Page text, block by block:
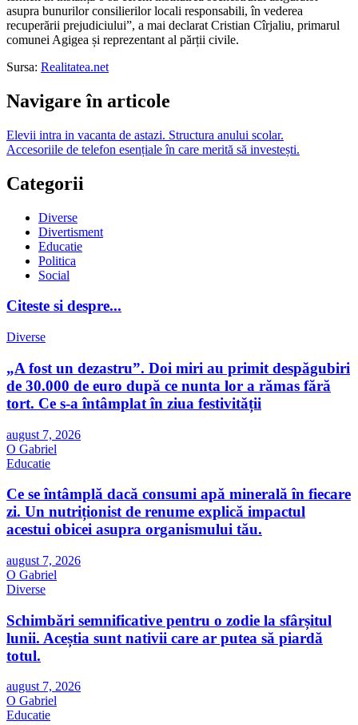
asupra bunurilor consilierilor locali responsabili, în vederea
recuperării prejudiciului”, a mai declarat Cristian Cîrjaliu, primarul
comunei Agigea și reprezentant al părții civile.
Sursa: Realitatea.net
Navigare în articole
Elevii intra in vacanta de astazi. Structura anului scolar.
Accesoriile de telefon esențiale în care merită să investești.
Categorii
Diverse
Divertisment
Educatie
Politica
Social
Citeste si despre...
Diverse
„A fost un dezastru”. Doi miri au primit despăgubiri
de 30.000 de euro după ce nunta lor a rămas fără
tort. Ce s-a întâmplat în ziua festivității
august 7, 2026
O Gabriel
Educatie
Ce se întâmplă dacă consumi apă minerală în fiecare
zi. Un nutriționist de renume explică impactul
acestui obicei asupra organismului tău.
august 7, 2026
O Gabriel
Diverse
Schimbări semnificative pentru o zodie la sfârșitul
lunii. Aceștia sunt nativii care ar putea să piardă
totul.
august 7, 2026
O Gabriel
Educatie